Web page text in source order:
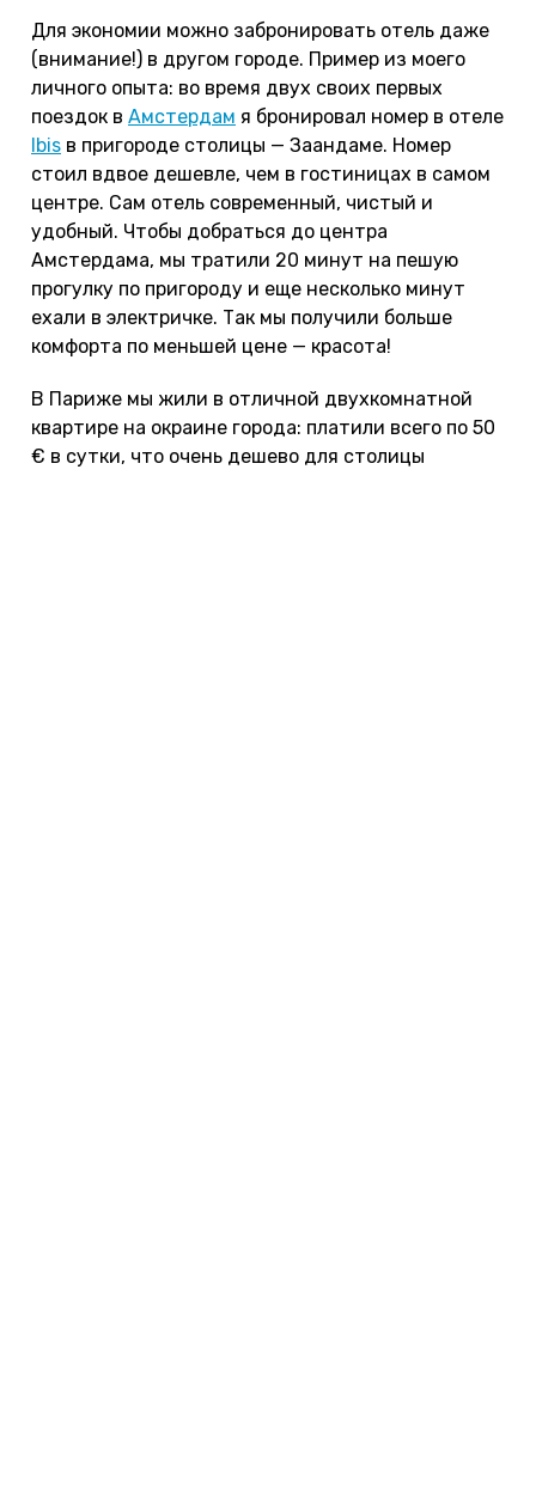
Для экономии можно забронировать отель даже
(внимание!) в другом городе. Пример из моего
личного опыта: во время двух своих первых
поездок в Амстердам я бронировал номер в отеле
Ibis в пригороде столицы — Заандаме. Номер
стоил вдвое дешевле, чем в гостиницах в самом
центре. Сам отель современный, чистый и
удобный. Чтобы добраться до центра
Амстердама, мы тратили 20 минут на пешую
прогулку по пригороду и еще несколько минут
ехали в электричке. Так мы получили больше
комфорта по меньшей цене — красота!
В Париже мы жили в отличной двухкомнатной
квартире на окраине города: платили всего по 50
€ в сутки, что очень дешево для столицы